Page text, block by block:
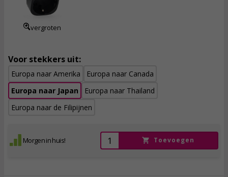
vergroten
Voor stekkers uit:
Europa naar Amerika
Europa naar Canada
Europa naar Japan
Europa naar Thailand
Europa naar de Filipijnen
Morgen in huis! Toevoegen